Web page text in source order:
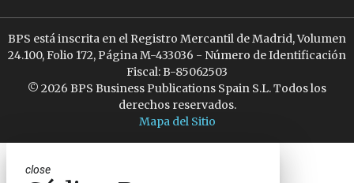
BPS está inscrita en el Registro Mercantil de Madrid, Volumen
24.100, Folio 172, Página M-433036 - Número de Identificación
Fiscal: B-85062503
© 2026 BPS Business Publications Spain S.L. Todos los
derechos reservados.
Mapa del Sitio
close